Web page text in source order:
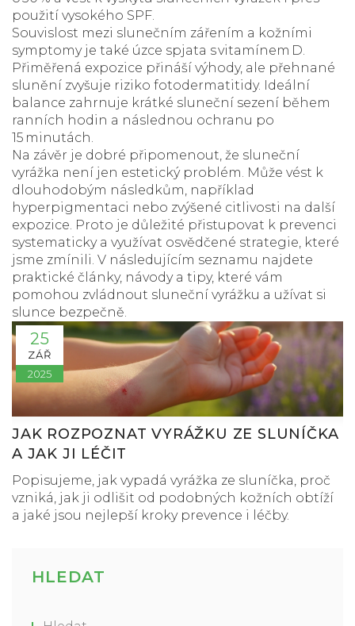
použití vysokého SPF.
Souvislost mezi slunečním zářením a kožními
symptomy je také úzce spjata s vitamínem D.
Přiměřená expozice přináší výhody, ale přehnané
slunění zvyšuje riziko fotodermatitidy. Ideální
balance zahrnuje krátké sluneční sezení během
ranních hodin a následnou ochranu po
15 minutách.
Na závěr je dobré připomenout, že sluneční
vyrážka není jen estetický problém. Může vést k
dlouhodobým následkům, například
hyperpigmentaci nebo zvýšené citlivosti na další
expozice. Proto je důležité přistupovat k prevenci
systematicky a využívat osvědčené strategie, které
jsme zmínili. V následujícím seznamu najdete
praktické články, návody a tipy, které vám
pomohou zvládnout sluneční vyrážku a užívat si
slunce bezpečně.
25
ZÁŘ
2025
JAK ROZPOZNAT VYRÁŽKU ZE SLUNÍČKA
A JAK JI LÉČIT
Popisujeme, jak vypadá vyrážka ze sluníčka, proč
vzniká, jak ji odlišit od podobných kožních obtíží
a jaké jsou nejlepší kroky prevence i léčby.
HLEDAT